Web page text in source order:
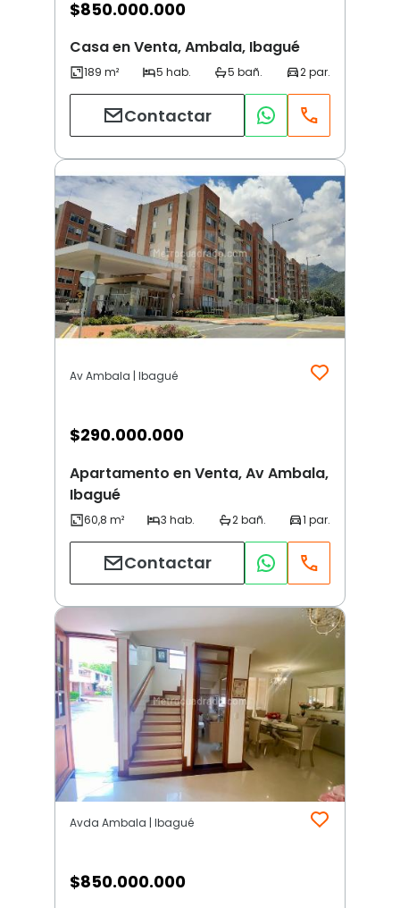
$850.000.000
Casa en Venta, Ambala, Ibagué
Contactar
Av Ambala | Ibagué
$290.000.000
Apartamento en Venta, Av Ambala,
Ibagué
Contactar
Avda Ambala | Ibagué
$850.000.000